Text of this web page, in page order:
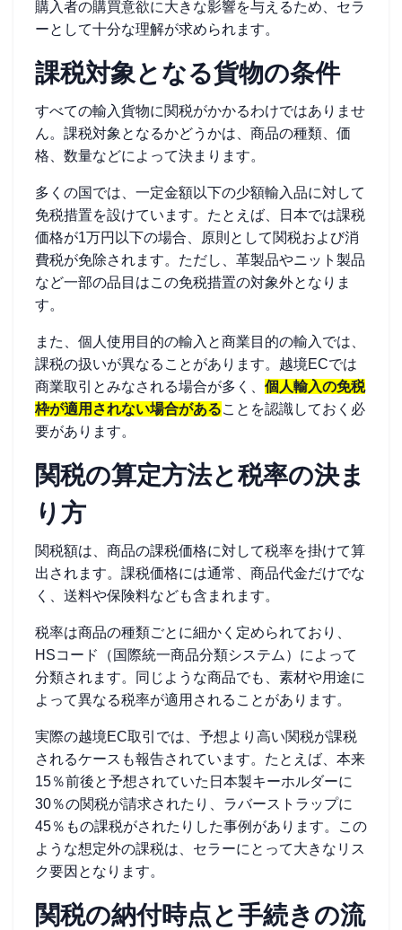
購入者の購買意欲に大きな影響を与えるため、セラ
ーとして十分な理解が求められます。
課税対象となる貨物の条件
すべての輸入貨物に関税がかかるわけではありませ
ん。課税対象となるかどうかは、商品の種類、価
格、数量などによって決まります。
多くの国では、一定金額以下の少額輸入品に対して
免税措置を設けています。たとえば、日本では課税
価格が1万円以下の場合、原則として関税および消
費税が免除されます。ただし、革製品やニット製品
など一部の品目はこの免税措置の対象外となりま
す。
また、個人使用目的の輸入と商業目的の輸入では、
課税の扱いが異なることがあります。越境ECでは
商業取引とみなされる場合が多く、 個人輸入の免税
枠が適用されない場合があることを認識しておく必
要があります。
関税の算定方法と税率の決ま
り方
関税額は、商品の課税価格に対して税率を掛けて算
出されます。課税価格には通常、商品代金だけでな
く、送料や保険料なども含まれます。
税率は商品の種類ごとに細かく定められており、
HSコード（国際統一商品分類システム）によって
分類されます。同じような商品でも、素材や用途に
よって異なる税率が適用されることがあります。
実際の越境EC取引では、予想より高い関税が課税
されるケースも報告されています。たとえば、本来
15％前後と予想されていた日本製キーホルダーに
30％の関税が請求されたり、ラバーストラップに
45％もの課税がされたりした事例があります。この
ような想定外の課税は、セラーにとって大きなリス
ク要因となります。
関税の納付時点と手続きの流